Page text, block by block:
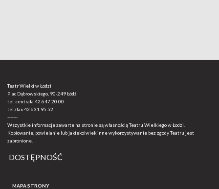
Teatr Wielki w Łodzi
Plac Dąbrowskiego, 90-249 Łódź
tel. centrala 42 647 20 00
tel./fax42 631 95 52
-------
Wszystkie informacje zawarte na stronie są własnością Teatru Wielkiego w Łodzi.
Kopiowanie, powielanie lub jakiekolwiek inne wykorzystywanie bez zgody Teatru jest
zabronione.
DOSTĘPNOŚĆ
MAPA STRONY